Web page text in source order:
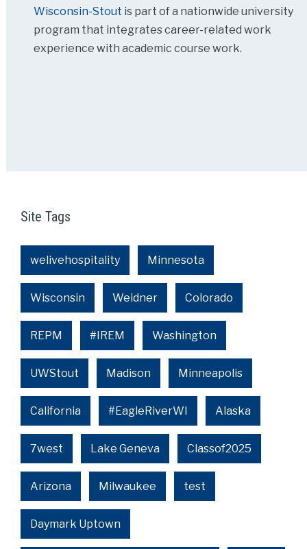
Wisconsin-Stout is part of a nationwide university
program that integrates career-related work
experience with academic course work.
Site Tags
welivehospitality Minnesota
Wisconsin Weidner Colorado
REPM #IREM Washington
UWStout Madison Minneapolis
California #EagleRiverWI Alaska
7west Lake Geneva Classof2025
Arizona Milwaukee test
Daymark Uptown